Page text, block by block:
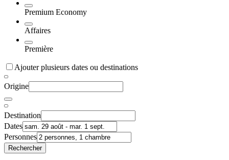
Premium Economy
Affaires
Première
Ajouter plusieurs dates ou destinations
Origine
Destination
Dates
Personnes
Rechercher